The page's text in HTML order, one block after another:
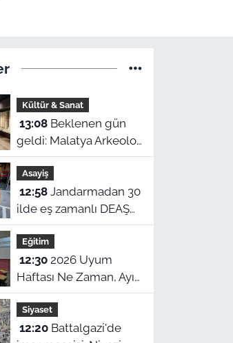
Kültür & Sanat
13:08Beklenen gün
geldi: Malatya Arkeoloji
Müzesinde binlerce
yıllık eserler görücüye
çıkıyor
Asayiş
12:58Jandarmadan 30
ilde eş zamanlı DEAŞ
operasyonu: 104
şüpheli yakalandı!
Eğitim
12:302026 Uyum
Haftası Ne Zaman, Ayın
Kaçında Başlıyor? MEB
1. Sınıf ve Anaokulu
Uyum Eğitimi Tarihleri
Siyaset
12:20Battalgazi'de